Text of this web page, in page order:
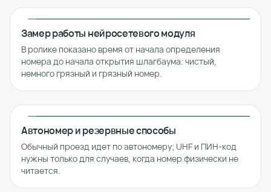
Замер работы нейросетевого модуля
В ролике показано время от начала определения
номера до начала открытия шлагбаума: чистый,
немного грязный и грязный номер.
Автономер и резервные способы
Обычный проезд идет по автономеру; UHF и ПИН-код
нужны только для случаев, когда номер физически не
читается.